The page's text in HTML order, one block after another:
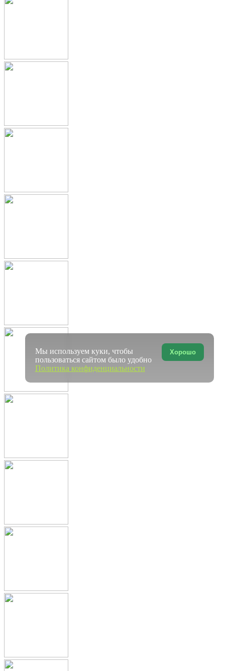
Хорошо
Мы используем куки, чтобы
пользоваться сайтом было удобно
Политика конфиденциальности